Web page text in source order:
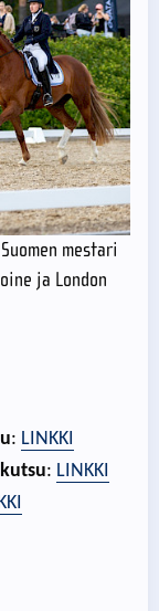
mestari
ja London
: LINKKI
: LINKKI